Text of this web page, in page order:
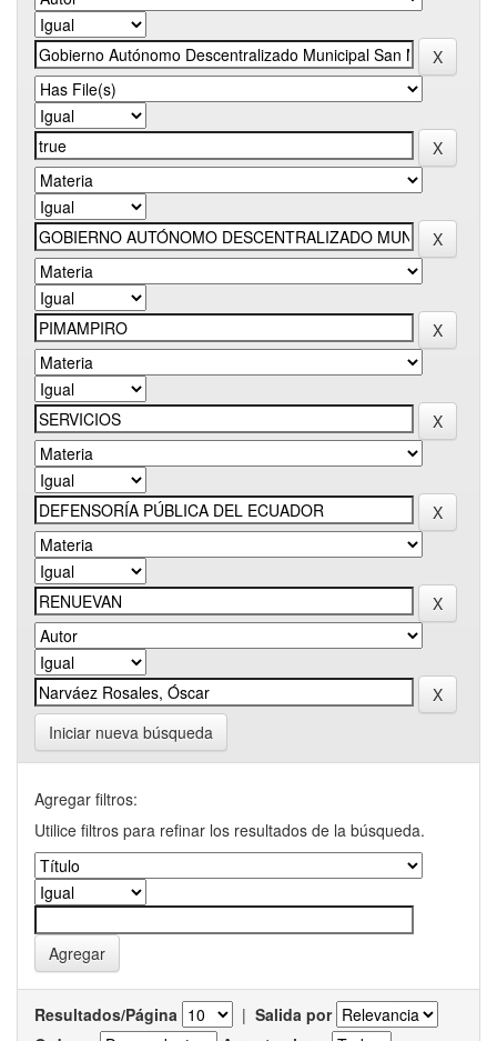
Iniciar nueva búsqueda
Agregar filtros:
Utilice filtros para refinar los resultados de la búsqueda.
Resultados/Página | Salida por